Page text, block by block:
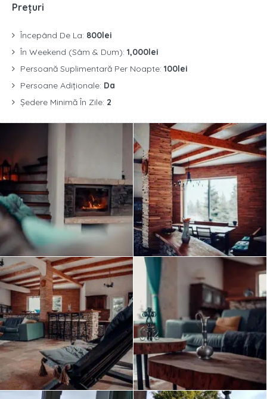
Prețuri
Începând De La: 800lei
În Weekend (Sâm & Dum): 1,000lei
Persoană Suplimentară Per Noapte: 100lei
Persoane Adiționale: Da
Ședere Minimă În Zile: 2